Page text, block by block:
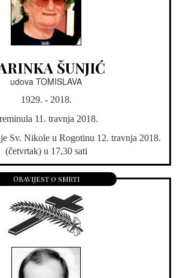
ŠUNJIĆ
udova TOMISLAVA
1929. - 2018.
11. travnja 2018.
Sv. Nikole u Rogotinu 12. travnja 2018.
(četvrtak) u 17,30 sati
Obavijest o smrti